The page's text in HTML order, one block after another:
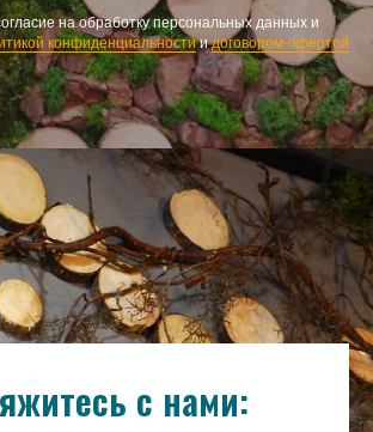
на обработку персональных данных и
конфиденциальностиидоговором-офертой
с нами: